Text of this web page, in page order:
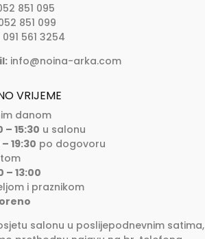
851 095
851 099
091 561 3254
info@noina-arka.com
VRIJEME
danom
– 15:30 u salonu
19:30 po dogovoru
– 13:00
i praznikom
salonu u poslijepodnevnim satima,